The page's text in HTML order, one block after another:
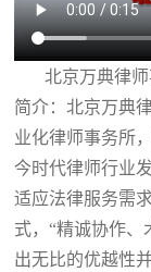
北京万典律师
简介：北京万典
业化律师事务所
今时代律师行业
适应法律服务需
式，“精诚协作、
出无比的优越性